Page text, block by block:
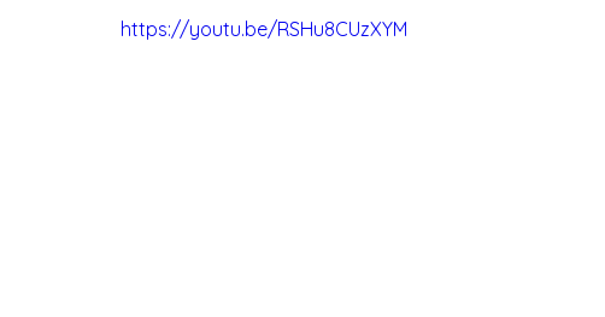
https://youtu.be/RSHu8CUzXYM